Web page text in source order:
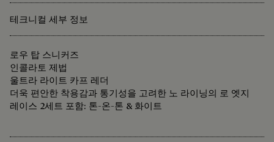
테크니컬 세부 정보
로우 탑 스니커즈
인콜라토 제법
울트라 라이트 카프 레더
더욱 편안한 착용감과 통기성을 고려한 노 라이닝의 로 엣지
레이스 2세트 포함: 톤-온-톤 & 화이트